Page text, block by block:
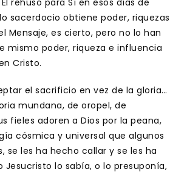
rehusó para Sí en esos días de
sacerdocio obtiene poder, riquezas
Mensaje, es cierto, pero no lo han
mismo poder, riqueza e influencia
Cristo.
el sacrificio en vez de la gloria…
mundana, de oropel, de
fieles adoren a Dios por la peana,
cósmica y universal que algunos
les ha hecho callar y se les ha
lo sabía, o lo presuponía,